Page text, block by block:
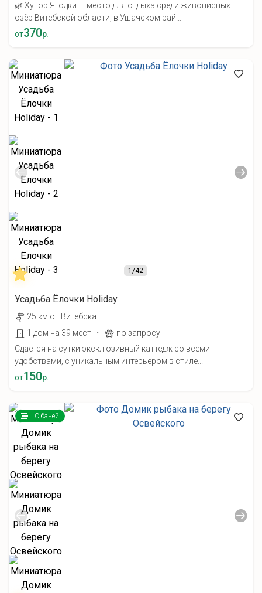
🌿 Хутор Ягодки — место для отдыха среди живописных
озёр Витебской области, в Ушачском рай...
от370р.
1/42
Усадьба Ёлочки Holiday
25 км от Витебска
1 дом на 39 мест
·
по запросу
Сдается на сутки эксклюзивный каттедж со всеми
удобствами, с уникальным интерьером в стиле...
от150р.
С баней